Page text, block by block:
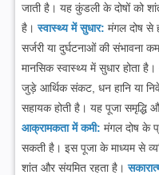
जाती है। यह कुंडली के दोषों को
है। स्वास्थ्य में सुधार: मंगल दोष से
सर्जरी या दुर्घटनाओं की संभावना
मानसिक स्वास्थ्य में सुधार होता है।
जुड़े आर्थिक संकट, धन हानि या
सहायक होती है। यह पूजा समृद्धि
आक्रामकता में कमी: मंगल दोष के
सकती है। इस पूजा के माध्यम से
शांत और संयमित रहता है।